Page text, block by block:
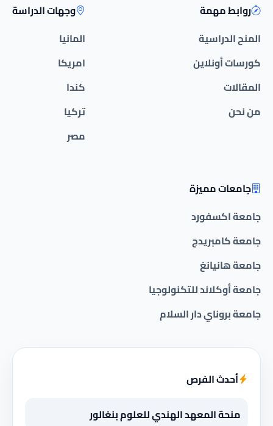
روابط مهمة
المنح الدراسية
كورسات أونلاين
المقالات
من نحن
وجهات الدراسة
المانيا
امريكا
كندا
تركيا
مصر
جامعات مميزة
جامعة اكسفورد
جامعة كامبريدج
جامعة هانيانغ
جامعة أوكلاند للتكنولوجيا
جامعة بروناي دار السلام
أحدث الفرص
منحة المعهد الهندي للعلوم بنغالور